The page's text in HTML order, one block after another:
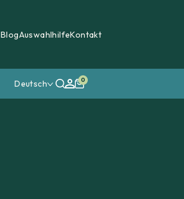
BlogAuswahlhilfeKontakt
Deutsch 0